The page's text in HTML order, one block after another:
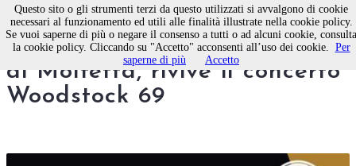
Al Teatro Pro Loco Babilonia
di Molfetta, rivive il concerto
Woodstock 69
Questo sito o gli strumenti terzi da questo utilizzati si avvalgono di cookie
necessari al funzionamento ed utili alle finalità illustrate nella cookie policy.
Se vuoi saperne di più o negare il consenso a tutti o ad alcuni cookie, consulta
la cookie policy. Cliccando su "Accetto" acconsenti all’uso dei cookie. Per
saperne di più
Accetto